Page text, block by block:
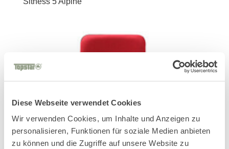
Diese Webseite verwendet Cookies
Wir verwenden Cookies, um Inhalte und Anzeigen zu
personalisieren, Funktionen für soziale Medien anbieten
zu können und die Zugriffe auf unsere Website zu